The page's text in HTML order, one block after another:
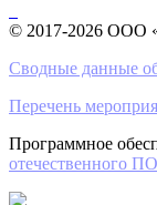
© 2017-2026 ООО
Сводные данные
Перечень
Программное
отечественного ПО